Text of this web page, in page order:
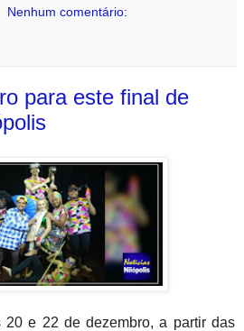
Nenhum comentário:
para este final de
20 e 22 de dezembro, a partir das